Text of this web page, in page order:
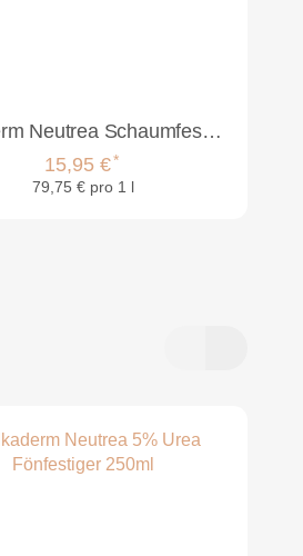
Elkaderm Neutrea Schaumfestiger 200ml
15,95 €*
79,75 € pro 1 l